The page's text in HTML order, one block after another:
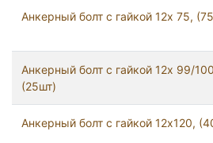
Анкерный болт с гайкой 12x 75,
Анкерный болт с гайкой 12x 99/
(25шт)
Анкерный болт с гайкой 12x120,